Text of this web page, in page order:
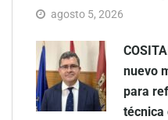
agosto 5, 2026
nuevo
para
técnica